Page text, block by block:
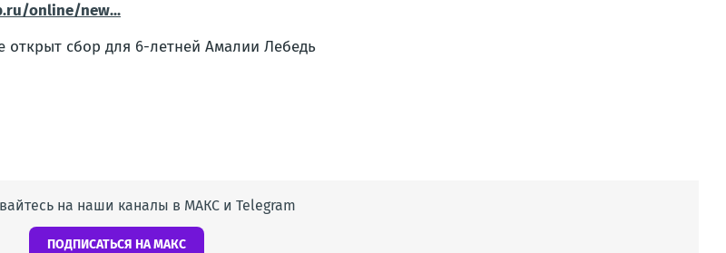
online/new...
открыт сбор для 6-летней Амалии Лебедь
на наши каналы в МАКС и Telegram
ПОДПИСАТЬСЯ НА МАКС